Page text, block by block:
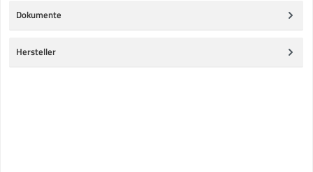
Dokumente
Hersteller